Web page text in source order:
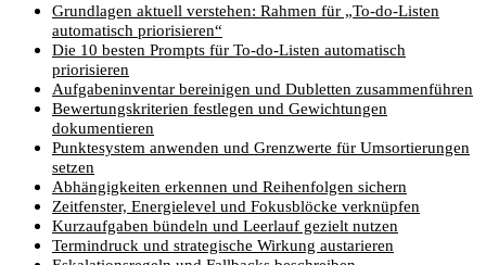
Grundlagen aktuell verstehen: Rahmen für „To-do-Listen
automatisch priorisieren“
Die 10 besten Prompts für To-do-Listen automatisch
priorisieren
Aufgabeninventar bereinigen und Dubletten zusammenführen
Bewertungskriterien festlegen und Gewichtungen
dokumentieren
Punktesystem anwenden und Grenzwerte für Umsortierungen
setzen
Abhängigkeiten erkennen und Reihenfolgen sichern
Zeitfenster, Energielevel und Fokusblöcke verknüpfen
Kurzaufgaben bündeln und Leerlauf gezielt nutzen
Termindruck und strategische Wirkung austarieren